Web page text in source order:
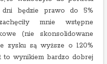
będzie prawo do 5%
mnie wstępne
(nie skonsolidowane
zysku są wyższe o 120%
wynikiem bardzo dobrej